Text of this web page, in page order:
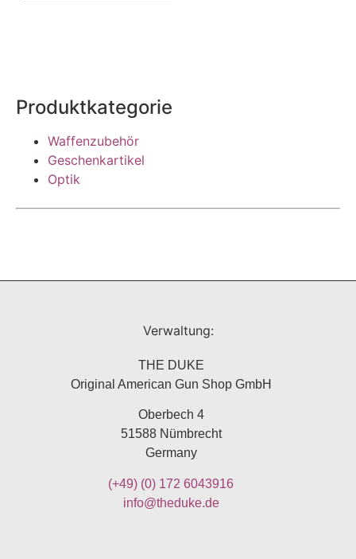
Produktkategorie
Waffenzubehör
Geschenkartikel
Optik
Verwaltung:
THE DUKE
Original American Gun Shop GmbH
Oberbech 4
51588 Nümbrecht
Germany
(+49) (0) 172 6043916
info@theduke.de